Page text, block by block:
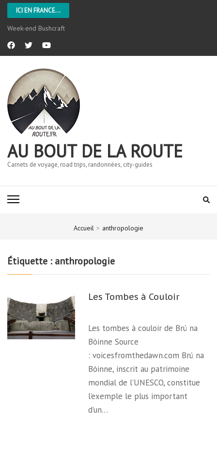
ICI EN FRANCE...
Week-end Bushcraft
AU BOUT DE LA ROUTE
Carnets de voyage, road trips, randonnées, city-guides
Accueil > anthropologie
Étiquette : anthropologie
Les Tombes à Couloir
Les tombes à couloir de Brú na
Bóinne Source
: voicesfromthedawn.com Brú na
Bóinne, inscrit au patrimoine
mondial de l’UNESCO, constitue
l’exemple le plus important
d’un…